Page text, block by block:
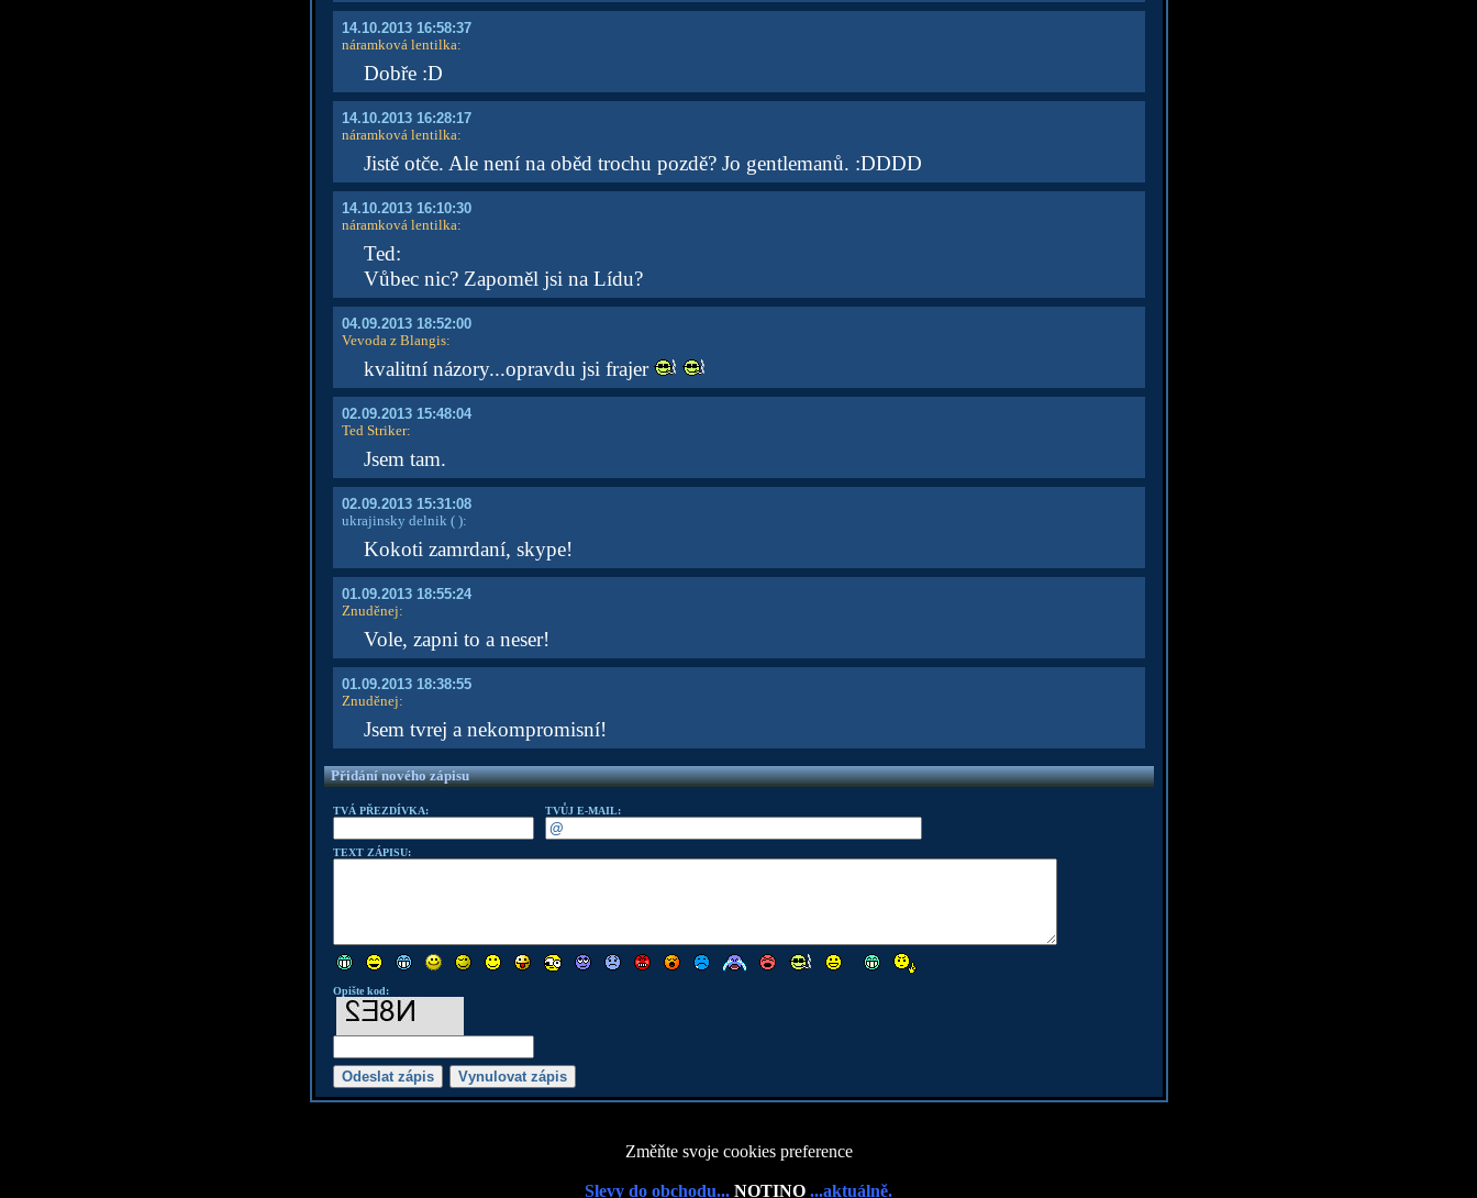
14.10.2013 16:58:37
náramková lentilka:
Dobře :D
14.10.2013 16:28:17
náramková lentilka:
Jistě otče. Ale není na oběd trochu pozdě? Jo gentlemanů. :DDDD
14.10.2013 16:10:30
náramková lentilka:
Ted:
Vůbec nic? Zapoměl jsi na Lídu?
04.09.2013 18:52:00
Vevoda z Blangis:
kvalitní názory...opravdu jsi frajer
02.09.2013 15:48:04
Ted Striker:
Jsem tam.
02.09.2013 15:31:08
ukrajinsky delnik( ):
Kokoti zamrdaní, skype!
01.09.2013 18:55:24
Znuděnej:
Vole, zapni to a neser!
01.09.2013 18:38:55
Znuděnej:
Jsem tvrej a nekompromisní!
Přidání nového zápisu
TVÁ PŘEZDÍVKA: TVŮJ E-MAIL:
TEXT ZÁPISU:
Opište kod:
Změňte svoje cookies preference
Slevy do obchodu... NOTINO ...aktuálně.